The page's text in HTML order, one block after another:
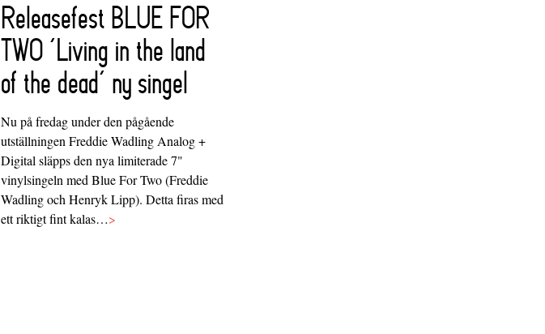
Releasefest BLUE FOR
TWO ‘Living in the land
of the dead’ ny singel
Nu på fredag under den pågående
utställningen Freddie Wadling Analog +
Digital släpps den nya limiterade 7"
vinylsingeln med Blue For Two (Freddie
Wadling och Henryk Lipp). Detta firas med
ett riktigt fint kalas…>